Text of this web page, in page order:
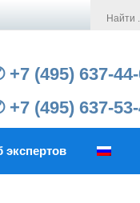
+7 (495) 637-
+7 (495) 637-
экспертов